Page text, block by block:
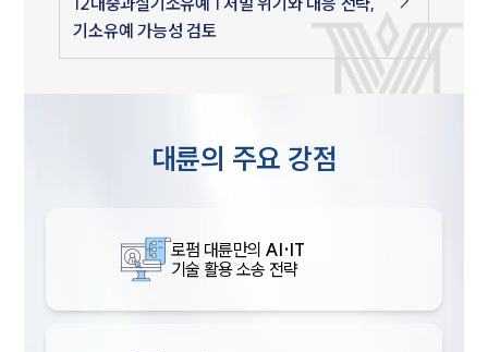
기소유예 가능성 검토
대륜의 주요 강점
로펌 대륜만의 AI·IT
기술 활용 소송 전략